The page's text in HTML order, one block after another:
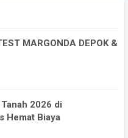
MARGONDA DEPOK &
2026 di
Hemat Biaya